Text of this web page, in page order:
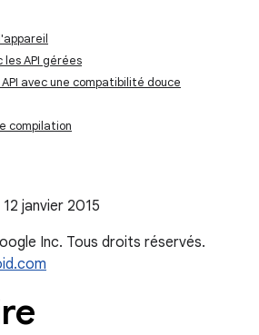
les API gérées
avec une compatibilité douce
compilation
janvier 2015
Inc. Tous droits réservés.